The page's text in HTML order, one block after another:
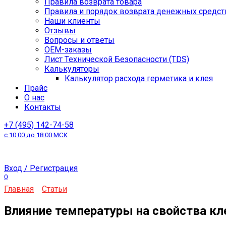
Правила и порядок возврата денежных
Наши клиенты
Отзывы
Вопросы и ответы
OEM-заказы
Лист Технической Безопасности (TDS)
Калькуляторы
Калькулятор расхода герметика и клея
Прайс
О нас
Контакты
+7 (495) 142-74-58
с 10:00 до 18:00 МСК
Вход / Регистрация
0
Главная Статьи
Влияние температуры на свойства